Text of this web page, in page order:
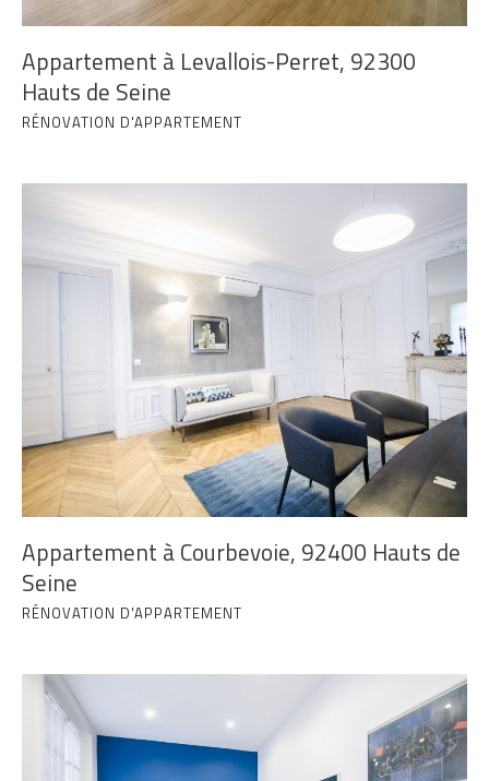
Appartement à Levallois-Perret, 92300
Hauts de Seine
RÉNOVATION D'APPARTEMENT
Appartement à Courbevoie, 92400 Hauts de
Seine
RÉNOVATION D'APPARTEMENT